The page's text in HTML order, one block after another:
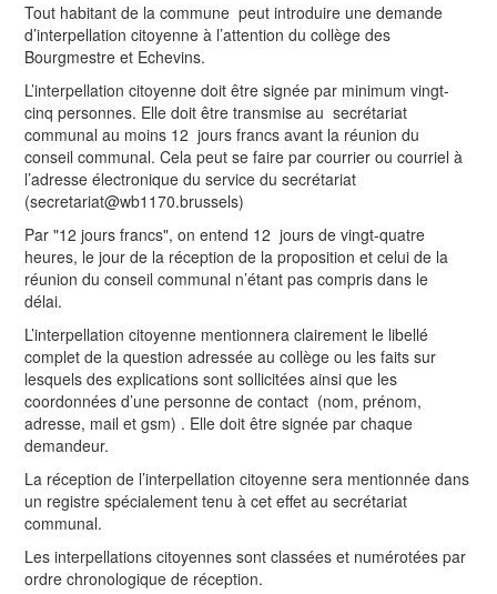
Tout habitant de la commune peut introduire une demande
d’interpellation citoyenne à l’attention du collège des
Bourgmestre et Echevins.
L’interpellation citoyenne doit être signée par minimum vingt-
cinq personnes. Elle doit être transmise au secrétariat
communal au moins 12 jours francs avant la réunion du
conseil communal. Cela peut se faire par courrier ou courriel à
l’adresse électronique du service du secrétariat
(secretariat@wb1170.brussels)
Par "12 jours francs", on entend 12 jours de vingt-quatre
heures, le jour de la réception de la proposition et celui de la
réunion du conseil communal n’étant pas compris dans le
délai.
L’interpellation citoyenne mentionnera clairement le libellé
complet de la question adressée au collège ou les faits sur
lesquels des explications sont sollicitées ainsi que les
coordonnées d’une personne de contact (nom, prénom,
adresse, mail et gsm) . Elle doit être signée par chaque
demandeur.
La réception de l’interpellation citoyenne sera mentionnée dans
un registre spécialement tenu à cet effet au secrétariat
communal.
Les interpellations citoyennes sont classées et numérotées par
ordre chronologique de réception.